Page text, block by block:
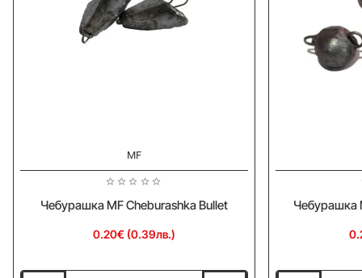
MF
Чeбурашка MF Cheburashka Bullet
0.20€ (0.39лв.)
Чебурашка